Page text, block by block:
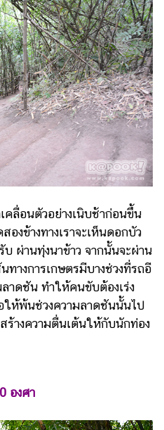
อนตัวอย่างเนิบช้าก่อนขึ้น
องข้างทางเราจะเห็นดอกบัว
ผ่านทุ่งนาข้าว จากนั้นจะผ่าน
ทางการเกษตรมีบางช่วงที่รถอี
าดชัน ทำให้คนขับต้องเร่ง
ให้พ้นช่วงความลาดชันนั้นไป
ร้างความตื่นเต้นให้กับนักท่อง
องศา